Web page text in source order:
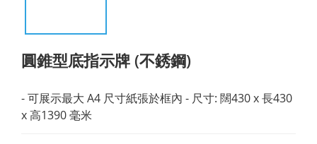
圓錐型底指示牌 (不銹鋼)
- 可展示最大 A4 尺寸紙張於框內 - 尺寸: 闊430 x 長430
x 高1390 毫米